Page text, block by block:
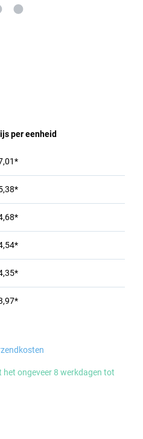
per eenheid
ongeveer 8 werkdagen tot